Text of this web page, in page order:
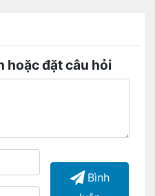
hoặc đặt câu hỏi
Bình